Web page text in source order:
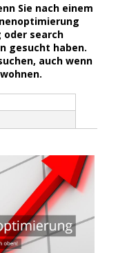
Sie nach einem
oder search
gesucht haben.
auch wenn